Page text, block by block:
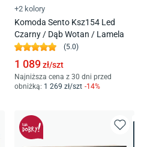
+2 kolory
Komoda Sento Ksz154 Led
Czarny / Dąb Wotan / Lamela
(5.0)
1 089zł/szt
Najniższa cena z 30 dni przed
obniżką: 1 269 zł/szt -14%